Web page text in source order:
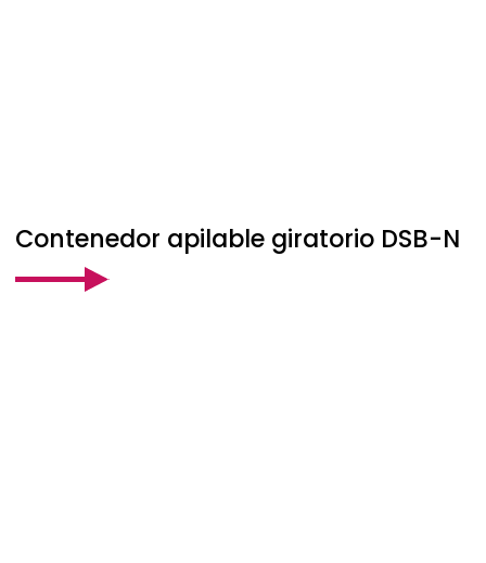
Contenedor apilable giratorio DSB-N